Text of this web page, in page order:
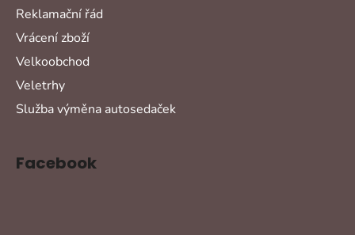
Reklamační řád
Vrácení zboží
Velkoobchod
Veletrhy
Služba výměna autosedaček
Facebook